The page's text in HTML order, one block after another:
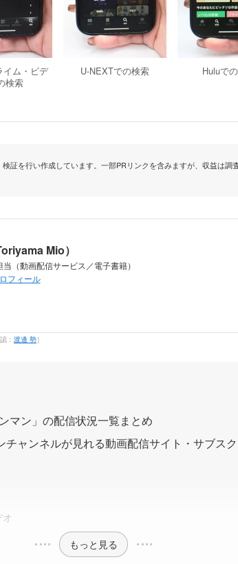
イム・ビデ
検索
U-NEXTでの検索 Huluで
証を行い作成しています。一部PRリンクを含みますが、収益は調
Mio）
（動画配信サービス／電子書籍）
フィール
： 渡邊 勢］
マン」の配信状況一覧まとめ
チャンネルが見れる動画配信サイト・サブス
もっと見る